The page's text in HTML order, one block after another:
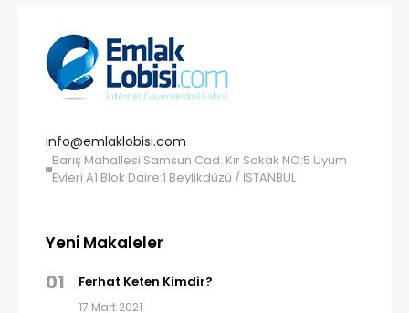
info@emlaklobisi.com
Barış Mahallesi Samsun Cad. Kır Sokak NO:5 Uyum
Evleri A1 Blok Daire:1 Beylikdüzü / İSTANBUL
Yeni Makaleler
01 Ferhat Keten Kimdir?
17 Mart 2021